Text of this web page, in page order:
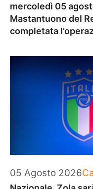
mercoledì 05
Mastantuono del
completata
05 Agosto 2026